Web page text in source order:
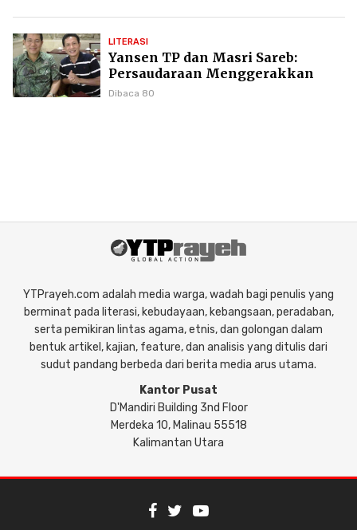
LITERASI
Yansen TP dan Masri Sareb:
Persaudaraan Menggerakkan
Literasi Borneo
Dibaca 80
YTPrayeh.com adalah media warga, wadah bagi penulis yang
berminat pada literasi, kebudayaan, kebangsaan, peradaban,
serta pemikiran lintas agama, etnis, dan golongan dalam
bentuk artikel, kajian, feature, dan analisis yang ditulis dari
sudut pandang berbeda dari berita media arus utama.
Kantor Pusat
D'Mandiri Building 3nd Floor
Merdeka 10, Malinau 55518
Kalimantan Utara